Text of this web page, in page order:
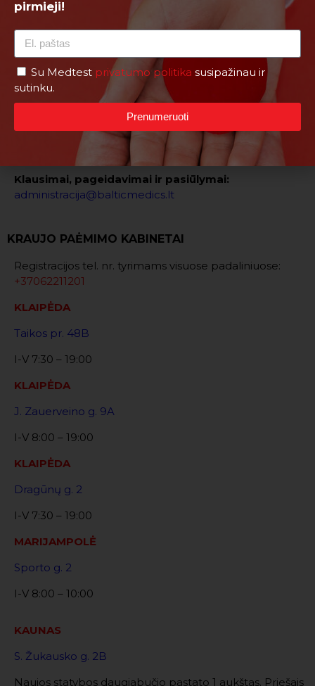
Tarptautinis standartas LST EN ISO 15189.
Klausimai, pageidavimai ir pasiūlymai:
administracija@balticmedics.lt
KRAUJO PAĖMIMO KABINETAI
Registracijos tel. nr. tyrimams visuose padaliniuose:
+37062211201
KLAIPĖDA
Taikos pr. 48B
I-V 7:30 – 19:00
KLAIPĖDA
J. Zauerveino g. 9A
I-V 8:00 – 19:00
KLAIPĖDA
Dragūnų g. 2
I-V 7:30 – 19:00
MARIJAMPOLĖ
Sporto g. 2
I-V 8:00 – 10:00
KAUNAS
S. Žukausko g. 2B
Naujos statybos daugiabučio pastato 1 aukštas. Priešais
pirmieji!
Su Medtest privatumo politika susipažinau ir
sutinku.
Prenumeruoti